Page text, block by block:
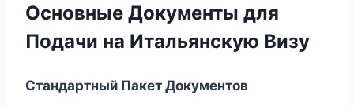
Основные Документы для
Подачи на Итальянскую Визу
Стандартный Пакет Документов